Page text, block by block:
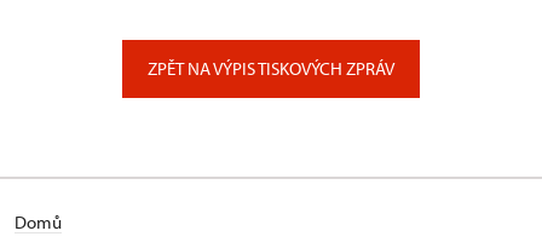
ZPĚT NA VÝPIS TISKOVÝCH ZPRÁV
Domů